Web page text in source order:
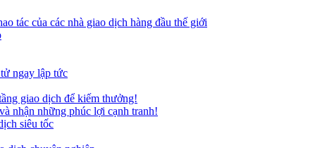
tác của các nhà giao dịch hàng đầu thế giới
ngay lập tức
giao dịch để kiếm thưởng!
nhận những phúc lợi cạnh tranh!
siêu tốc